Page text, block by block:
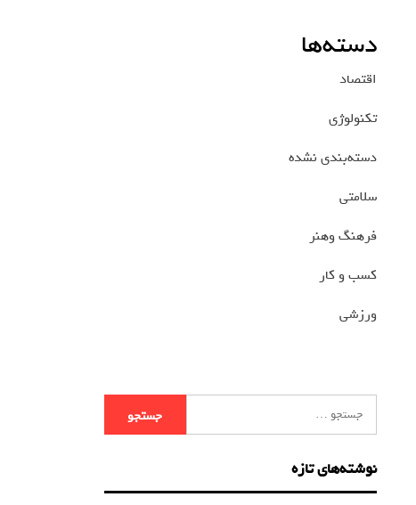
دسته‌ها
اقتصاد
تکنولوژی
دسته‌بندی نشده
سلامتی
فرهنگ وهنر
کسب و کار
ورزشی
نوشته‌های تازه